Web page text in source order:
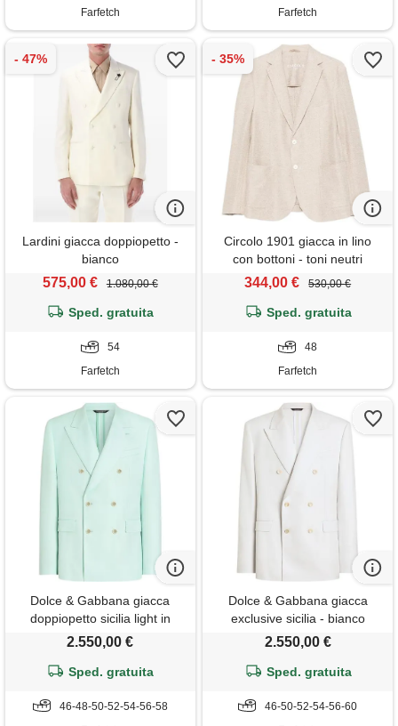
Farfetch Farfetch
Lardini giacca doppiopetto -
bianco
575,00 € 1.080,00 €
Sped. gratuita
54
Farfetch
Circolo 1901 giacca in lino
con bottoni - toni neutri
344,00 € 530,00 €
Sped. gratuita
48
Farfetch
Dolce & Gabbana giacca
doppiopetto sicilia light in
viscosa - blu
2.550,00 €
Sped. gratuita
46-48-50-52-54-56-58
Dolce & Gabbana giacca
exclusive sicilia - bianco
2.550,00 €
Sped. gratuita
46-50-52-54-56-60